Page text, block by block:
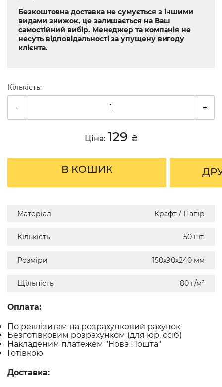
Безкоштовна доставка не сумується з іншими
видами знижок, це залишається на Ваш
самостійний вибір. Менеджер та компанія не
несуть відповідальності за упущену вигоду
клієнта.
Кількість:
- +
Ціна: 129 ₴
В КОШИК
Матеріал Крафт / Папір
Кількість 50 шт.
Розміри 150х90х240 мм
Щільність 80 г/м²
Оплата:
По реквізитам на розрахунковий рахунок
Безготівковим розрахунком (для юр. осіб)
Накладеним платежем "Нова Пошта"
Готівкою
Доставка: